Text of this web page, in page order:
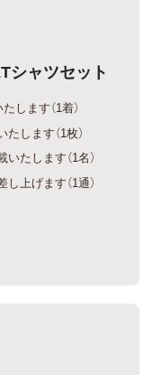
シャツセット
します（1着）
します（1枚）
たします（1名）
上げます（1通）